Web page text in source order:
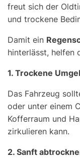
freut sich der
und trockene
Damit ein
hinterlässt, helfen
1. Trockene
Das Fahrzeug
oder unter einem
Kofferraum und
zirkulieren kann.
2. Sanft